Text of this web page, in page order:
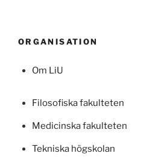
ORGANISATION
Om LiU
Filosofiska fakulteten
Medicinska fakulteten
Tekniska högskolan